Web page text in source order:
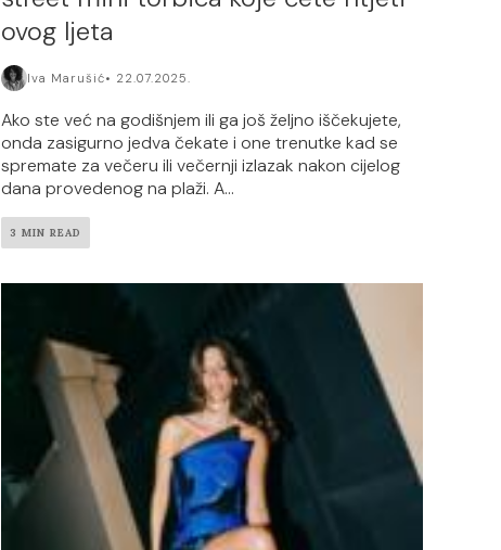
ovog ljeta
Iva Marušić 22.07.2025.
Ako ste već na godišnjem ili ga još željno iščekujete,
onda zasigurno jedva čekate i one trenutke kad se
spremate za večeru ili večernji izlazak nakon cijelog
dana provedenog na plaži. A...
3 MIN READ